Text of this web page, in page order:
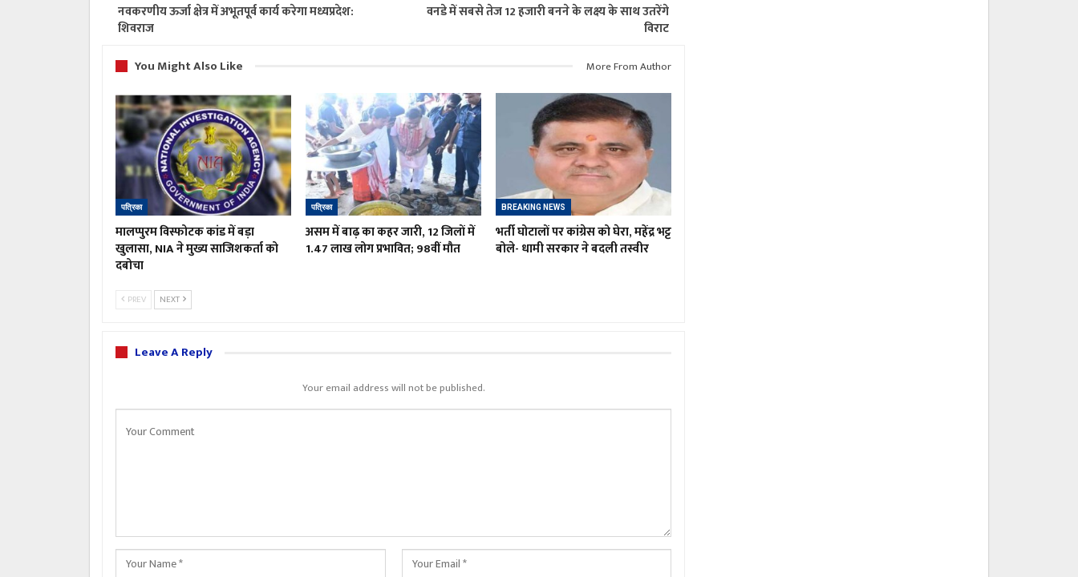
नवकरणीय ऊर्जा क्षेत्र में अभूतपूर्व कार्य करेगा मध्यप्रदेश:
शिवराज
वनडे में सबसे तेज 12 हजारी बनने के लक्ष्य के साथ उतरेंगे
विराट
You Might Also Like
More From Author
पत्रिका
मालप्पुरम विस्फोटक कांड में बड़ा
खुलासा, NIA ने मुख्य साजिशकर्ता को
दबोचा
पत्रिका
असम में बाढ़ का कहर जारी, 12 जिलों में
1.47 लाख लोग प्रभावित; 98वीं मौत
BREAKING NEWS
भर्ती घोटालों पर कांग्रेस को घेरा, महेंद्र भट्ट
बोले- धामी सरकार ने बदली तस्वीर
PREV NEXT
Leave A Reply
Your email address will not be published.